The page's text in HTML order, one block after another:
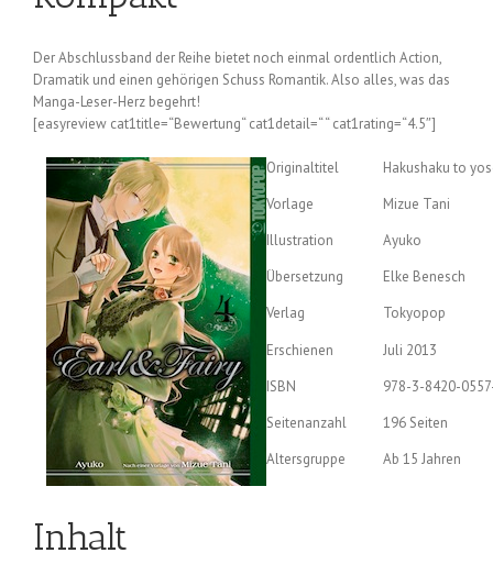
Der Abschlussband der Reihe bietet noch einmal ordentlich Action,
Dramatik und einen gehörigen Schuss Romantik. Also alles, was das
Manga-Leser-Herz begehrt!
[easyreview cat1title=“Bewertung“ cat1detail=“ “ cat1rating=“4.5″]
Originaltitel
Hakushaku to
Vorlage
Mizue Tani
Illustration
Ayuko
Übersetzung
Elke Benesch
Verlag
Tokyopop
Erschienen
Juli 2013
ISBN
978-3-8420-
Seitenanzahl
196 Seiten
Altersgruppe
Ab 15 Jahren
Inhalt